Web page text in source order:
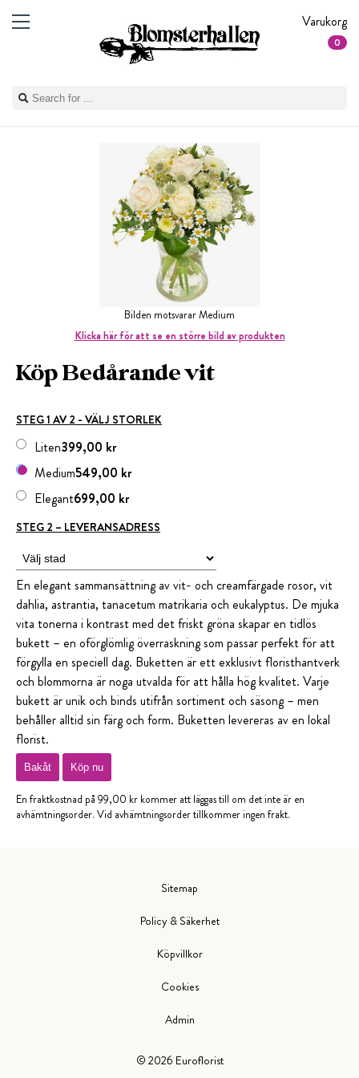
Varukorg
0
Bilden motsvarar Medium
Klicka här för att se en större bild av produkten
Köp Bedårande vit
STEG 1 AV 2 - VÄLJ STORLEK
399,00 kr
Liten
549,00 kr
Medium
699,00 kr
Elegant
STEG 2 – LEVERANSADRESS
En elegant sammansättning av vit- och creamfärgade rosor, vit
dahlia, astrantia, tanacetum matrikaria och eukalyptus. De mjuka
vita tonerna i kontrast med det friskt gröna skapar en tidlös
bukett – en oförglömlig överraskning som passar perfekt för att
förgylla en speciell dag. Buketten är ett exklusivt floristhantverk
och blommorna är noga utvalda för att hålla hög kvalitet. Varje
bukett är unik och binds utifrån sortiment och säsong – men
behåller alltid sin färg och form. Buketten levereras av en lokal
florist.
Bakåt Köp nu
En fraktkostnad på 99,00 kr kommer att läggas till om det inte är en
avhämtningsorder. Vid avhämtningsorder tillkommer ingen frakt.
© 2026 Euroflorist
Sitemap
Policy & Säkerhet
Köpvillkor
Cookies
Admin